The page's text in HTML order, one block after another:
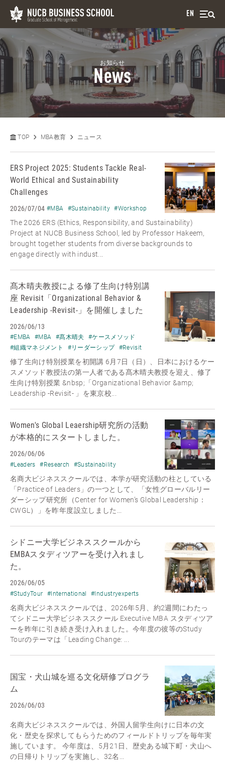
EN
お知らせ
News
TOP MBA教育 ニュース
ERS Project 2025: Students Tackle Real-
World Ethical and Sustainability
Challenges
2026/07/04 #MBA #Sustainability #Workshop
The 2026 ERS (Ethics, Responsibility, and Sustainability)
Project at NUCB Business School, led by Professor Hakeem,
brought together students from diverse backgrounds to
engage directly with indust...
髙木晴夫教授による修了生向け特別講
座 Revisit「Organizational Behavior &
Leadership -Revisit-」を開催しました
2026/06/13
#EMBA #MBA #髙木晴夫
#ケースメソッド
#組織マネジメント
#リーダーシップ #Revisit
修了生向け特別授業を初開講 6月7日（日）、日本におけるケー
スメソッド教授法の第一人者である髙木晴夫教授を迎え、修了
生向け特別授業 &nbsp;「Organizational Behavior &amp;
Leadership -Revisit- 」を東京校...
Women's Global Leaership研究所の活動
が本格的にスタートしました。
2026/06/06
#Leaders #Research #Sustainability
名商大ビジネススクールでは、本学が研究活動の柱としている
「Practice of Leaders」の一つとして、「女性グローバルリー
ダーシップ研究所（Center for Women’s Global Leadership：
CWGL）」を昨年度設立しました...
シドニー大学ビジネススクールから
EMBAスタディツアーを受け入れまし
た。
2026/06/05
#StudyTour #International #Industryexperts
名商大ビジネススクールでは、2026年5月、約2週間にわたっ
てシドニー大学ビジネススクール Executive MBA スタディツア
ーを昨年に引き続き受け入れました。今年度の彼等のStudy
Tourのテーマは「Leading Change: ...
国宝・犬山城を巡る文化研修プログラ
ム
2026/06/03
名商大ビジネススクールでは、外国人留学生向けに日本の文
化・歴史を探求してもらうためのフィールドトリップを毎年実
施しています。 今年度は、5月21日、歴史ある城下町・犬山へ
の日帰りトリップを実施し、32名...